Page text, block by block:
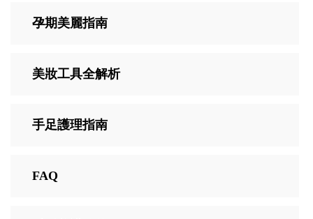
孕期美麗指南
美妝工具全解析
手足護理指南
FAQ